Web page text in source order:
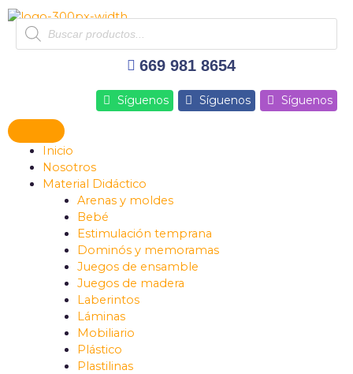
al
contenido
Products
search
669 981 8654
Síguenos Síguenos Síguenos
Inicio
Nosotros
Material Didáctico
Arenas y moldes
Bebé
Estimulación temprana
Dominós y memoramas
Juegos de ensamble
Juegos de madera
Laberintos
Láminas
Mobiliario
Plástico
Plastilinas